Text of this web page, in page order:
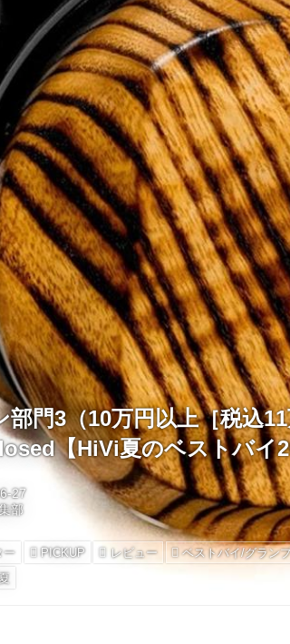
部門3（10万円以上［税込
【HiVi夏のベストバイ
27
部
ー PICKUP レビュー ベストバイ/グラン